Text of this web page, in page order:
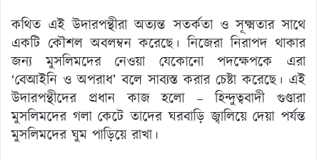
কথিত এই উদারপন্থীরা অত্যন্ত সতর্কতা ও সূক্ষ্মতার সাথে
একটি কৌশল অবলম্বন করেছে। নিজেরা নিরাপদ থাকার
জন্য মুসলিমদের নেওয়া যেকোনো পদক্ষেপকে এরা
‘বেআইনি ও অপরাধ’ বলে সাব্যস্ত করার চেষ্টা করেছে। এই
উদারপন্থীদের প্রধান কাজ হলো – হিন্দুত্ববাদী গুণ্ডারা
মুসলিমদের গলা কেটে তাদের ঘরবাড়ি জ্বালিয়ে দেয়া পর্যন্ত
মুসলিমদের ঘুম পাড়িয়ে রাখা।